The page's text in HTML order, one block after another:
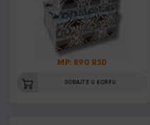
MP: 890 RSD
DODAJTE U KORPU